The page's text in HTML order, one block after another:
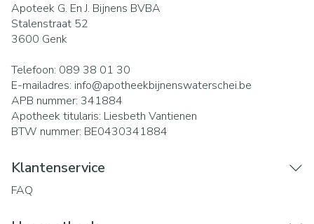
Apoteek G. En J. Bijnens BVBA
Stalenstraat 52
3600 Genk
Telefoon: 089 38 01 30
E-mailadres: info@apotheekbijnenswaterschei.be
APB nummer: 341884
Apotheek titularis: Liesbeth Vantienen
BTW nummer: BE0430341884
Klantenservice
FAQ